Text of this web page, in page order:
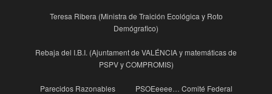
Teresa Ribera (Ministra de Traición Ecológica y Roto
Demógrafico)
Rebaja del I.B.I. (Ajuntament de VALÉNCIA y matemáticas de
PSPV y COMPROMIS)
Parecidos Razonables PSOEeeee… Comité Federal